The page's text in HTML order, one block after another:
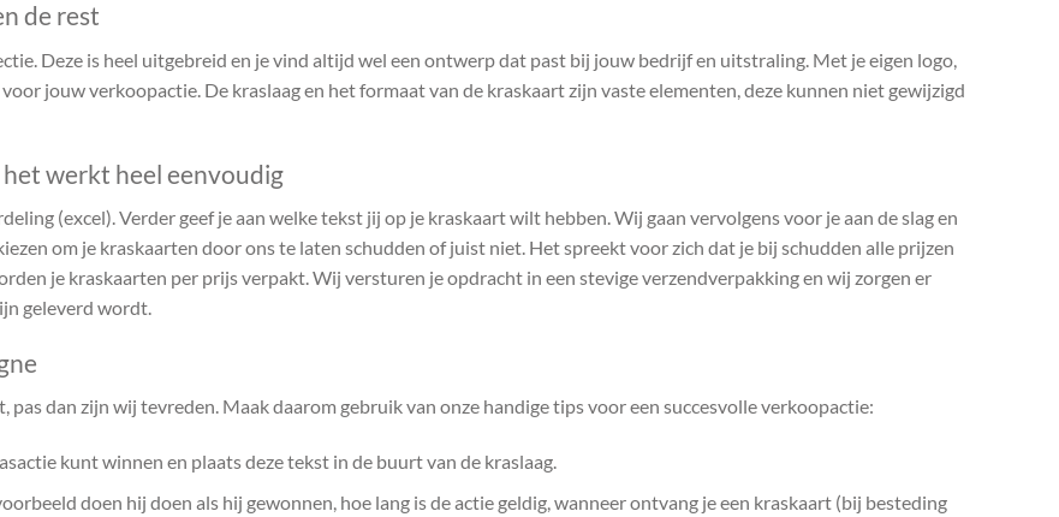
de rest
Deze is heel uitgebreid en je vind altijd wel een ontwerp dat past bij jouw bedrijf en uitstraling. Met je eigen logo,
jouw verkoopactie. De kraslaag en het formaat van de kraskaart zijn vaste elementen, deze kunnen niet gewijzigd
werkt heel eenvoudig
(excel). Verder geef je aan welke tekst jij op je kraskaart wilt hebben. Wij gaan vervolgens voor je aan de slag en
om je kraskaarten door ons te laten schudden of juist niet. Het spreekt voor zich dat je bij schudden alle prijzen
je kraskaarten per prijs verpakt. Wij versturen je opdracht in een stevige verzendverpakking en wij zorgen er
geleverd wordt.
dan zijn wij tevreden. Maak daarom gebruik van onze handige tips voor een succesvolle verkoopactie:
kunt winnen en plaats deze tekst in de buurt van de kraslaag.
doen hij doen als hij gewonnen, hoe lang is de actie geldig, wanneer ontvang je een kraskaart (bij besteding